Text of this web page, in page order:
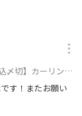
体験後はスケート滑走も⛸️に参加
す！またお願い